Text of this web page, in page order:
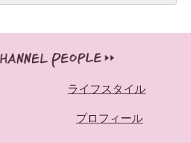
ライフスタイル
プロフィール